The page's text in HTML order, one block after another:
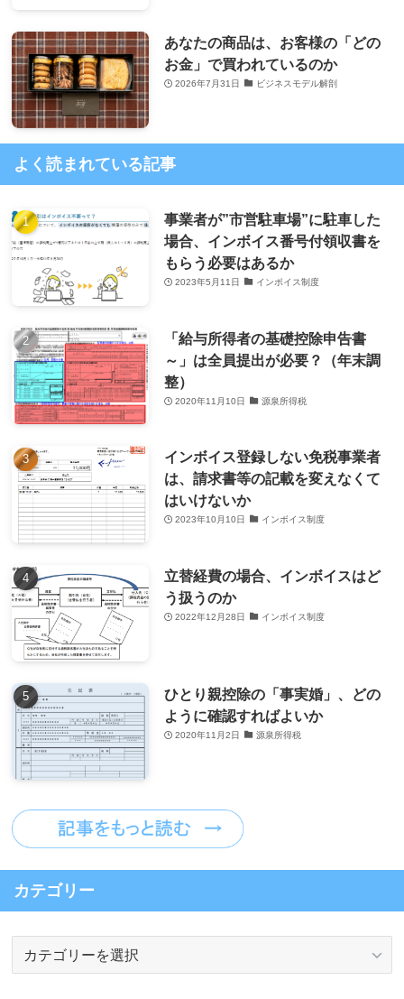
あなたの商品は、お客様の「どの
お金」で買われているのか
2026年7月31日 ビジネスモデル解剖
よく読まれている記事
事業者が”市営駐車場”に駐車した
場合、インボイス番号付領収書を
もらう必要はあるか
2023年5月11日 インボイス制度
「給与所得者の基礎控除申告書
～」は全員提出が必要？（年末調
整）
2020年11月10日 源泉所得税
インボイス登録しない免税事業者
は、請求書等の記載を変えなくて
はいけないか
2023年10月10日 インボイス制度
立替経費の場合、インボイスはど
う扱うのか
2022年12月28日 インボイス制度
ひとり親控除の「事実婚」、どの
ように確認すればよいか
2020年11月2日 源泉所得税
カテゴリー